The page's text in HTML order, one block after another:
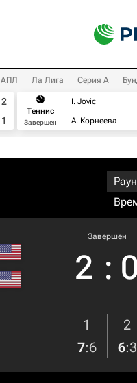
АПЛ Ла Лига Серия А
2
1
Теннис
Завершен
I. Jovic
А. Корнеева
Завершен
2 : 0
1
2
7:6 6:3